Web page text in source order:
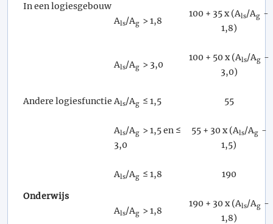
In een logiesgebouw
Als/Ag> 1,8
100 + 35 x (Als/Ag-
1,8)
Andere logiesfunctie
Als/Ag> 3,0
100 + 50 x (Als/Ag-
3,0)
Als/Ag≤ 1,5 55
Als/Ag> 1,5 en ≤
3,0
55 + 30 x (Als/Ag-
1,5)
Onderwijs
Als/Ag≤ 1,8 190
Als/Ag> 1,8
190 + 30 x (Als/Ag-
1,8)